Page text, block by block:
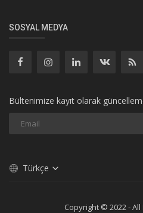
SOSYAL MEDYA
Bültenimize kayıt olarak
Türkçe
Copyright © 2022 -